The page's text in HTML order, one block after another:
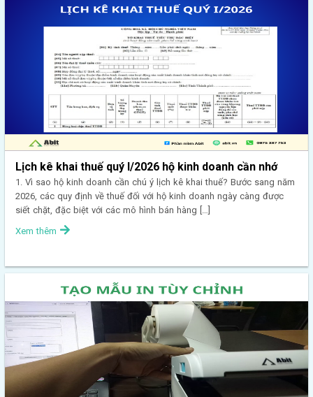
Lịch kê khai thuế quý I/2026 hộ kinh doanh cần nhớ
1. Vì sao hộ kinh doanh cần chú ý lịch kê khai thuế? Bước sang năm
2026, các quy định về thuế đối với hộ kinh doanh ngày càng được
siết chặt, đặc biệt với các mô hình bán hàng […]
Xem thêm